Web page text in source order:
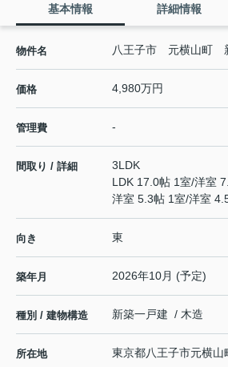
基本情報 詳細情報
物件名 八王子市 元横山町
価格 4,980万円
管理費 -
間取り / 詳細
3LDK
LDK 17.0帖 1室/洋室
洋室 5.3帖 1室/洋室
向き 東
築年月 2026年10月 (予定)
種別 / 建物構造 新築一戸建 / 木造
所在地 東京都八王子市元横山